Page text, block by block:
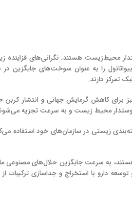
محیط‌زیست هستند. نگرانی‌های
را به عنوان سوخت‌های جایگزین در
تمرکز دارند.
برای کاهش گرمایش جهانی و انتشار
دوستدار محیط زیست و به سرعت تجزیه
زیستی در سازمان‌های خود استفاده
به سرعت جایگزین حلال‌های مصنوعی
دارو با استخراج و جداسازی ترکیبات از